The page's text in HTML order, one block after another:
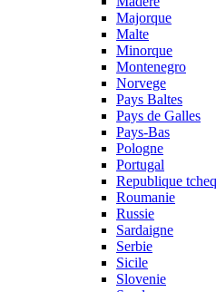
Majorque
Malte
Minorque
Montenegro
Norvege
Pays Baltes
Pays de Galles
Pays-Bas
Pologne
Portugal
Republique
Roumanie
Russie
Sardaigne
Serbie
Sicile
Slovenie